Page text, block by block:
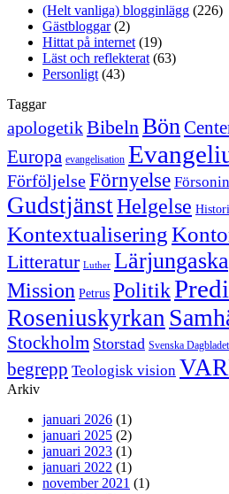
(Helt vanliga) blogginlägg (226)
Gästbloggar(2)
Hittat på internet(19)
Läst och reflekterat(63)
Personligt(43)
Taggar
apologetikBibelnBön
Europa evangelisation
FörföljelseFörnyelse
GudstjänstHelgelse
Kontextualisering
Litteratur Luther
Mission Petrus Politik
Roseniuskyrkan
Stockholm Storstad Svenska Dagbladet
begrepp Teologisk vision
Arkiv
januari 2026 (1)
januari 2025 (2)
januari 2023 (1)
januari 2022 (1)
november 2021 (1)